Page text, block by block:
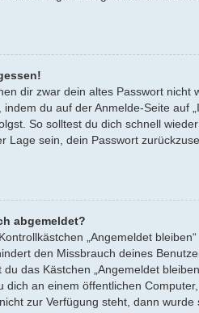
dir zwar dein altes Passwort nicht
du auf der Anmelde-Seite auf
So solltest du dich schnell
Lage sein, dein Passwort
abgemeldet?
„Angemeldet
den Missbrauch deines
das Kästchen „Angemeldet
dich an einem öffentlichen
zur Verfügung steht, dann